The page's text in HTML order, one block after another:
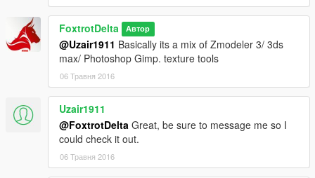
FoxtrotDelta Автор
@Uzair1911 Basically its a mix of Zmodeler 3/ 3ds
max/ Photoshop Gimp. texture tools
06 Травня 2016
Uzair1911
@FoxtrotDelta Great, be sure to message me so I
could check it out.
06 Травня 2016